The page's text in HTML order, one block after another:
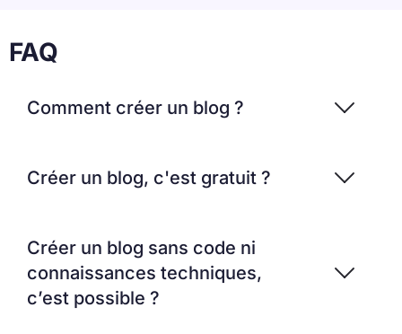
FAQ
Comment créer un blog ?
Créer un blog, c'est gratuit ?
Créer un blog sans code ni
connaissances techniques,
c’est possible ?